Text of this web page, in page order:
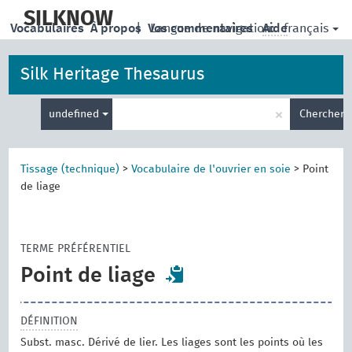
main
SILKNOW | Langue de navigation: français
Vocabulaires À propos Vos commentaires Aide
Silk Heritage Thesaurus
undefined
de
recherche
× Chercher
Tissage (technique) >Vocabulaire de l'ouvrier en soie > Point
de liage
TERME PRÉFÉRENTIEL
Point de liage
DÉFINITION
Subst. masc. Dérivé de lier. Les liages sont les points où les